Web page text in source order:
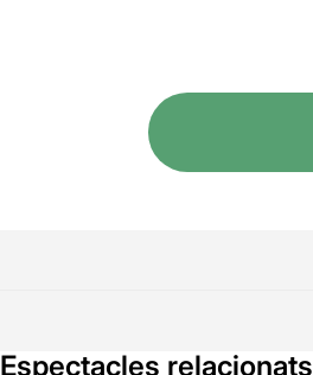
Espectacles relacionats